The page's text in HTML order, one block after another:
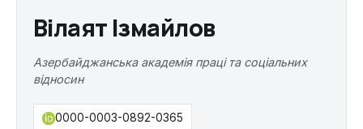
Вілаят Ізмайлов
Азербайджанська академія праці та соціальних
відносин
0000-0003-0892-0365